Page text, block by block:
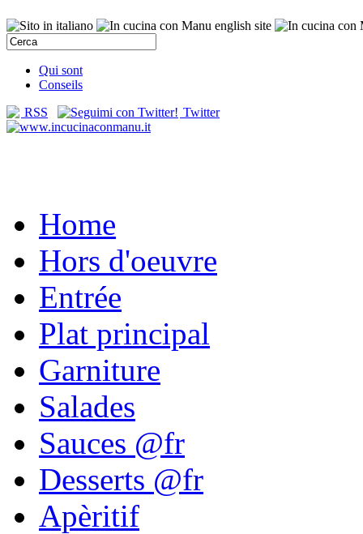
Qui sont
Conseils
RSS
Twitter
Home
Hors d'oeuvre
Entrée
Plat principal
Garniture
Salades
Sauces @fr
Desserts @fr
Apèritif